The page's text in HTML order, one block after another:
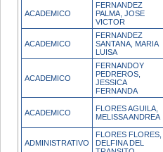
ACADEMICO
FERNANDEZ
PALMA, JOSE
VICTOR
ACADEMICO
FERNANDEZ
SANTANA, MARIA
LUISA
ACADEMICO
FERNANDOY
PEDREROS,
JESSICA
FERNANDA
ACADEMICO
FLORES AGUILA,
MELISSA ANDREA
ADMINISTRATIVO
FLORES FLORES,
DELFINA DEL